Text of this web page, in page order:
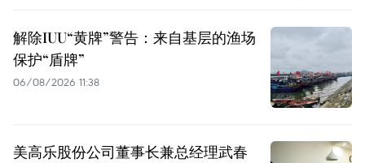
解除IUU“黄牌”警告：来自基层的渔场
保护“盾牌”
06/08/2026 11:38
美高乐股份公司董事长兼总经理武春